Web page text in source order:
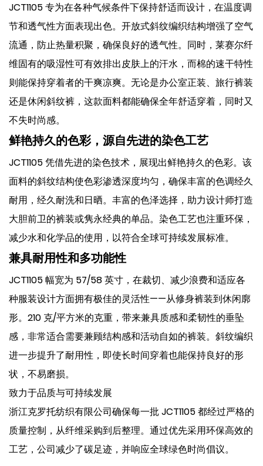
JCT1105 专为在各种气候条件下保持舒适而设计，在温度调
节和透气性方面表现出色。开放式斜纹编织结构增强了空气
流通，防止热量积聚，确保良好的透气性。同时，莱赛尔纤
维固有的吸湿性可有效排出皮肤上的汗水，而棉的速干特性
则能保持穿着者的干爽凉爽。无论是办公室正装、旅行裤装
还是休闲斜纹裤，这款面料都能确保全年舒适穿着，同时又
不失时尚感。
鲜艳持久的色彩，源自先进的染色工艺
JCT1105 凭借先进的染色技术，展现出鲜艳持久的色彩。该
面料的斜纹结构使色彩渗透深度均匀，确保丰富的色调经久
耐用，经久耐洗和日晒。丰富的色泽选择，助力设计师打造
大胆前卫的裤装或隽永经典的单品。染色工艺也注重环保，
减少水和化学品的使用，以符合全球可持续发展标准。
兼具耐用性和多功能性
JCT1105 幅宽为 57/58 英寸，在裁切、减少浪费和适应各
种服装设计方面拥有极佳的灵活性——从修身裤装到休闲廓
形。210 克/平方米的克重，带来兼具质感和柔韧性的垂坠
感，非常适合需要兼顾结构感和活动自如的裤装。斜纹编织
进一步提升了耐用性，即使长时间穿着也能保持良好的形
状，不易磨损。
致力于品质与可持续发展
浙江克罗托纺织有限公司确保每一批 JCT1105 都经过严格的
质量控制，从纤维采购到后整理。通过优先采用环保高效的
工艺，公司减少了碳足迹，并响应全球绿色时尚倡议。